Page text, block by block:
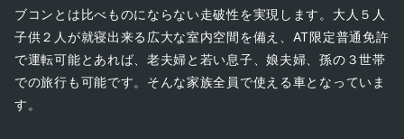
ブコンとは比べものにならない走破性を実現します。大人５人
子供２人が就寝出来る広大な室内空間を備え、AT限定普通免許
で運転可能とあれば、老夫婦と若い息子、娘夫婦、孫の３世帯
での旅行も可能です。そんな家族全員で使える車となっていま
す。